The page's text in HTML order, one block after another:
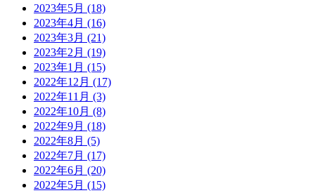
2023年5月 (18)
2023年4月 (16)
2023年3月 (21)
2023年2月 (19)
2023年1月 (15)
2022年12月 (17)
2022年11月 (3)
2022年10月 (8)
2022年9月 (18)
2022年8月 (5)
2022年7月 (17)
2022年6月 (20)
2022年5月 (15)